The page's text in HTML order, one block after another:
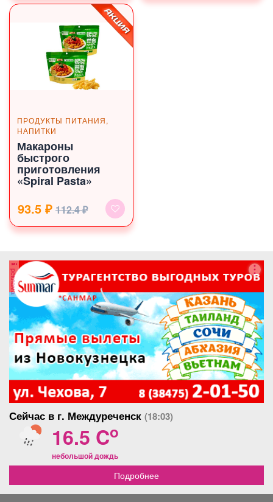
ПРОДУКТЫ ПИТАНИЯ,
НАПИТКИ
Макароны
быстрого
приготовления
«Spiral Pasta»
93.5 ₽ 112.4 ₽
реклама
Сейчас в г. Междуреченск (18:03)
16.5 Co
небольшой дождь
Подробнее